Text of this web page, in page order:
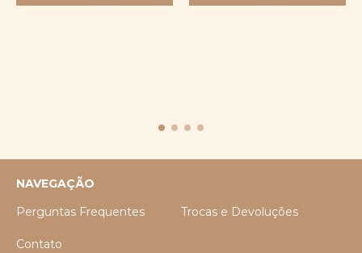
NAVEGAÇÃO
Perguntas Frequentes
Trocas e Devoluções
Contato